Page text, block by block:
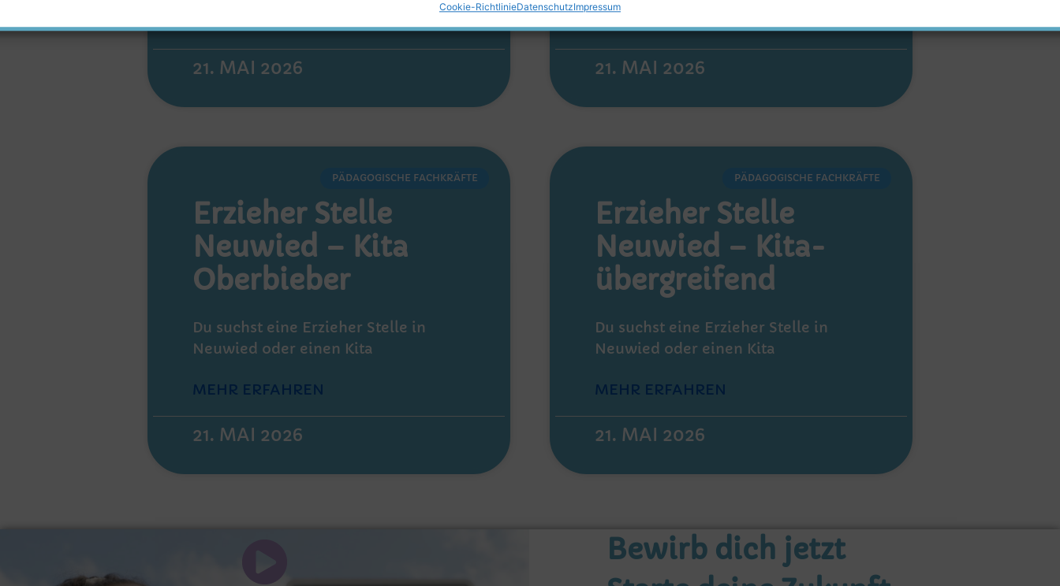
Cookie-RichtlinieDatenschutzImpressum
MEHR ERFAHREN
21. MAI 2026
MEHR ERFAHREN
21. MAI 2026
PÄDAGOGISCHE FACHKRÄFTE
Erzieher Stelle
Neuwied – Kita
Oberbieber
Du suchst eine Erzieher Stelle in
Neuwied oder einen Kita
MEHR ERFAHREN
21. MAI 2026
PÄDAGOGISCHE FACHKRÄFTE
Erzieher Stelle
Neuwied – Kita-
übergreifend
Du suchst eine Erzieher Stelle in
Neuwied oder einen Kita
MEHR ERFAHREN
21. MAI 2026
Bewirb dich jetzt